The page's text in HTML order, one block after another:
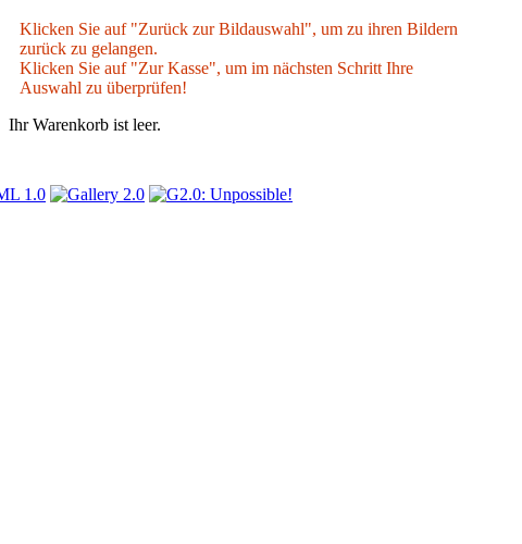
Klicken Sie auf "Zurück zur Bildauswahl", um zu ihren Bildern
zurück zu gelangen.
Klicken Sie auf "Zur Kasse", um im nächsten Schritt Ihre
Auswahl zu überprüfen!
Ihr Warenkorb ist leer.